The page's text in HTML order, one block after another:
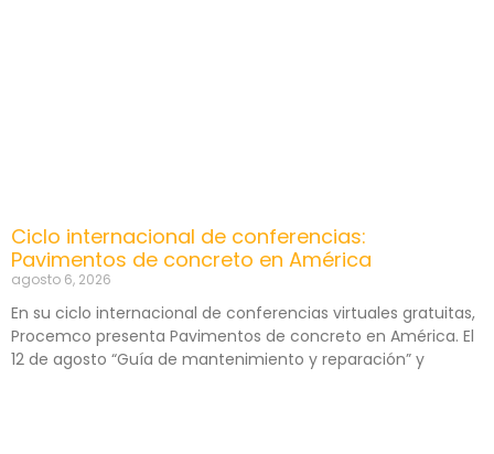
Ciclo internacional de conferencias:
Pavimentos de concreto en América
agosto 6, 2026
En su ciclo internacional de conferencias virtuales gratuitas,
Procemco presenta Pavimentos de concreto en América. El
12 de agosto “Guía de mantenimiento y reparación” y